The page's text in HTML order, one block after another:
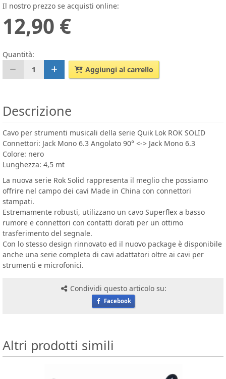
Il nostro prezzo se acquisti online:
12,90 €
Quantità:
1
Aggiungi al carrello
Descrizione
Cavo per strumenti musicali della serie Quik Lok ROK SOLID
Connettori: Jack Mono 6.3 Angolato 90° <-> Jack Mono 6.3
Colore: nero
Lunghezza: 4,5 mt
La nuova serie Rok Solid rappresenta il meglio che possiamo
offrire nel campo dei cavi Made in China con connettori
stampati.
Estremamente robusti, utilizzano un cavo Superflex a basso
rumore e connettori con contatti dorati per un ottimo
trasferimento del segnale.
Con lo stesso design rinnovato ed il nuovo package è disponibile
anche una serie completa di cavi adattatori oltre ai cavi per
strumenti e microfonici.
Condividi questo articolo su:
Facebook
Altri prodotti simili